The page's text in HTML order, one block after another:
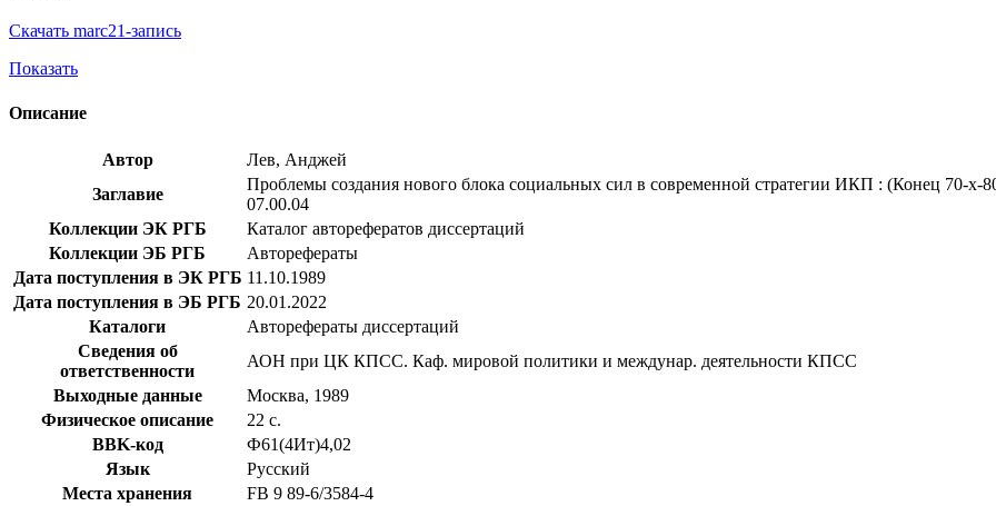
Скачать marc21-запись
Показать
Описание
Автор
Лев, Анджей
Заглавие
Проблемы создания нового блока социальных сил в современной стратегии ИКП : (Конец 70-х-
07.00.04
Коллекции ЭК РГБ
Каталог авторефератов диссертаций
Коллекции ЭБ РГБ
Авторефераты
Дата поступления в ЭК РГБ 11.10.1989
Дата поступления в ЭБ РГБ 20.01.2022
Каталоги
Авторефераты диссертаций
Сведения об
ответственности
АОН при ЦК КПСС. Каф. мировой политики и междунар. деятельности КПСС
Выходные данные
Москва, 1989
Физическое описание
22 с.
BBK-код
Ф61(4Ит)4,02
Язык
Русский
Места хранения
FB 9 89-6/3584-4